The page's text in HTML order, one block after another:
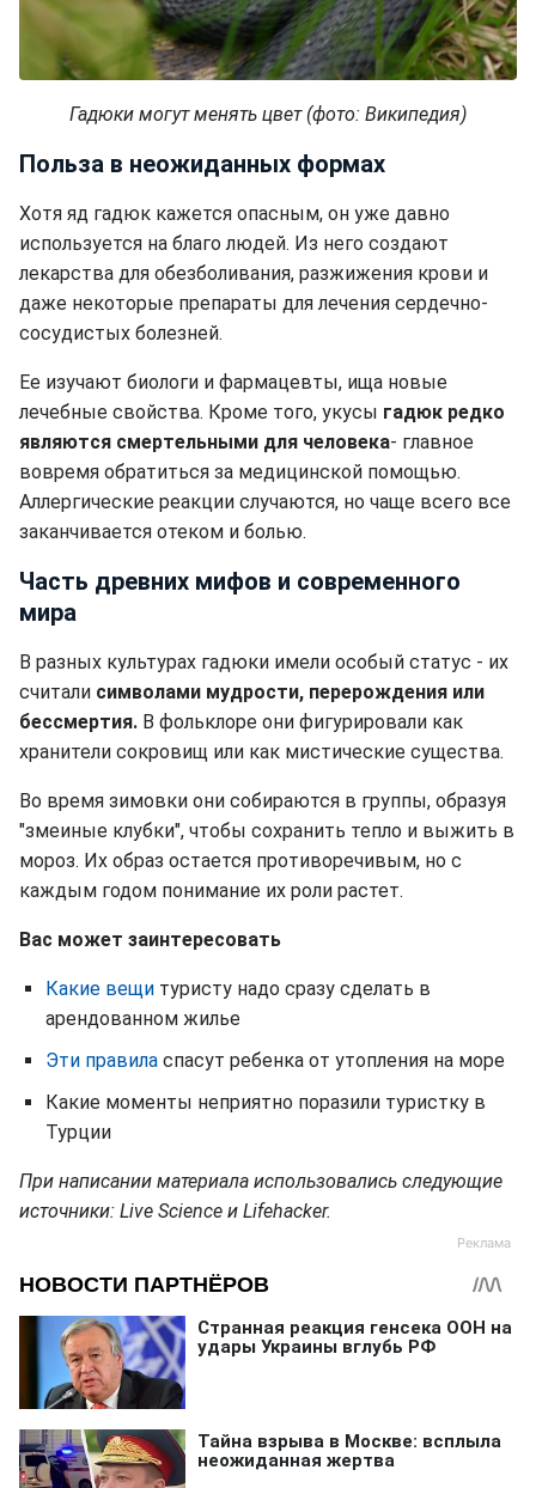
Гадюки могут менять цвет (фото: Википедия)
Польза в неожиданных формах
Хотя яд гадюк кажется опасным, он уже давно
используется на благо людей. Из него создают
лекарства для обезболивания, разжижения крови и
даже некоторые препараты для лечения сердечно-
сосудистых болезней.
Ее изучают биологи и фармацевты, ища новые
лечебные свойства. Кроме того, укусы гадюк редко
являются смертельными для человека- главное
вовремя обратиться за медицинской помощью.
Аллергические реакции случаются, но чаще всего все
заканчивается отеком и болью.
Часть древних мифов и современного
мира
В разных культурах гадюки имели особый статус - их
считали символами мудрости, перерождения или
бессмертия. В фольклоре они фигурировали как
хранители сокровищ или как мистические существа.
Во время зимовки они собираются в группы, образуя
"змеиные клубки", чтобы сохранить тепло и выжить в
мороз. Их образ остается противоречивым, но с
каждым годом понимание их роли растет.
Вас может заинтересовать
Какие вещи туристу надо сразу сделать в
арендованном жилье
Эти правила спасут ребенка от утопления на море
Какие моменты неприятно поразили туристку в
Турции
При написании материала использовались следующие
источники: Live Science и Lifehacker.